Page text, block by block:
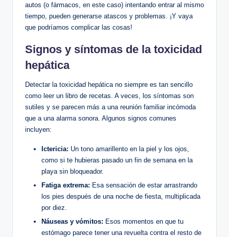
autos (o fármacos, en este caso) intentando entrar al mismo
tiempo, pueden generarse atascos y problemas. ¡Y vaya
que podríamos complicar las cosas!
Signos y síntomas de la toxicidad
hepática
Detectar la toxicidad hepática no siempre es tan sencillo
como leer un libro de recetas. A veces, los síntomas son
sutiles y se parecen más a una reunión familiar incómoda
que a una alarma sonora. Algunos signos comunes
incluyen:
Ictericia: Un tono amarillento en la piel y los ojos,
como si te hubieras pasado un fin de semana en la
playa sin bloqueador.
Fatiga extrema: Esa sensación de estar arrastrando
los pies después de una noche de fiesta, multiplicada
por diez.
Náuseas y vómitos: Esos momentos en que tu
estómago parece tener una revuelta contra el resto de